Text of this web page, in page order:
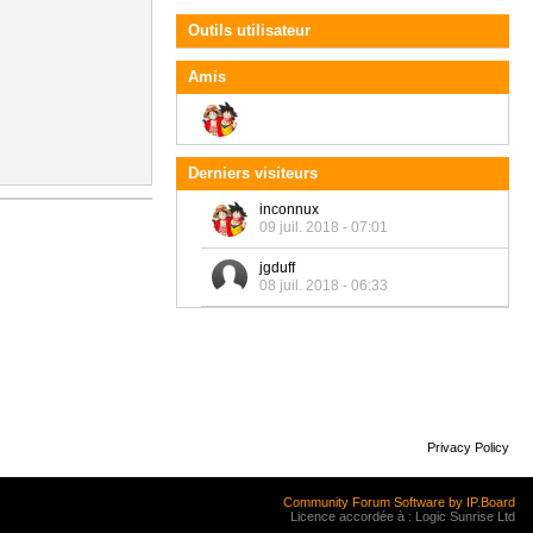
Outils utilisateur
Amis
Derniers visiteurs
inconnux
09 juil. 2018 - 07:01
jgduff
08 juil. 2018 - 06:33
Privacy Policy
Community Forum Software by IP.Board
Licence accordée à : Logic Sunrise Ltd